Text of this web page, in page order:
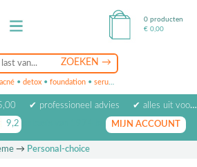
acné • detox • foundation • serum
0 producten
€ 0,00
✔ professioneel advies
✔ alles uit voorraad leverbaar
9,2 op basis van beoordelingen
MIJN ACCOUNT
→ Personal-choice